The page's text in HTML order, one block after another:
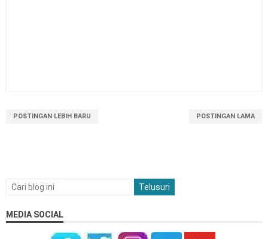
POSTINGAN LEBIH BARU POSTINGAN LAMA
MEDIA SOCIAL